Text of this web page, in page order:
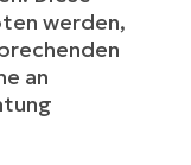
werden,
an